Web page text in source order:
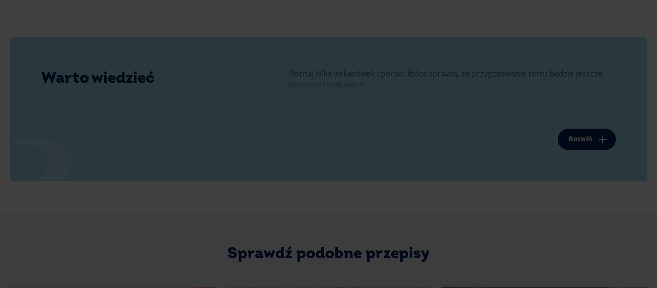
Warto wiedzieć
Poznaj kilka wskazówek i porad, które sprawią, że przygotowanie tortu będzie jeszcze
prostsze i ciekawsze!
Jeśli dopiero zaczynasz przygodę z pieczeniem lub dopiero od niedawna robisz torty,
Odpowiedź jest prosta – chodzi o to, by tort nie był zbyt suchy. Używa się do tego łyżki
lub kuchennego pędzla. Możesz użyć ponczu wspomnianego w przepisie lub ulubionego
Rozwiń
Sprawdź podobne przepisy